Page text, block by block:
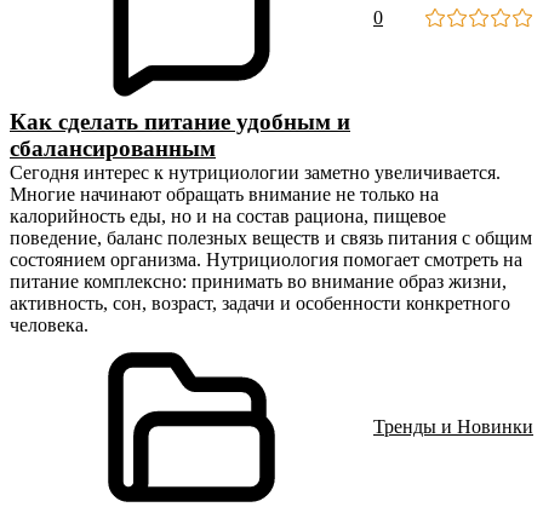
0
Как сделать питание удобным и
сбалансированным
Сегодня интерес к нутрициологии заметно увеличивается.
Многие начинают обращать внимание не только на
калорийность еды, но и на состав рациона, пищевое
поведение, баланс полезных веществ и связь питания с общим
состоянием организма. Нутрициология помогает смотреть на
питание комплексно: принимать во внимание образ жизни,
активность, сон, возраст, задачи и особенности конкретного
человека.
Тренды и Новинки